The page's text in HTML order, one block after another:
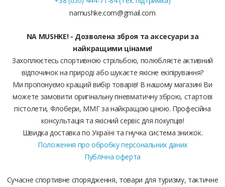
namushke.com@gmail.com
NA MUSHKE! - Дозволена зброя та аксесуари за
найкращими цінами!
Захоплюєтесь спортивною стрільбою, полюбляєте активний
відпочинок на природі або шукаєте якісне екіпірування?
Ми пропонуємо кращий вибір товарів! В нашому магазині Ви
можете замовити оригінальну пневматичну зброю, стартові
пістолети, Флобери, ММГ за найкращою ціною. Професійна
консультація та якісний сервіс для покупців!
Швидка доставка по Україні та гнучка система знижок.
Положення про обробку персональних даних
Публічна оферта
Сучасне спортивне спорядження, товари для туризму, тактичне